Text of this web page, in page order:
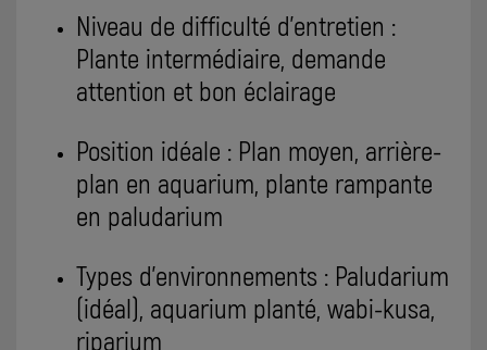
Niveau de difficulté d'entretien :
Plante intermédiaire, demande
attention et bon éclairage
Position idéale : Plan moyen, arrière-
plan en aquarium, plante rampante
en paludarium
Types d'environnements : Paludarium
(idéal), aquarium planté, wabi-kusa,
riparium